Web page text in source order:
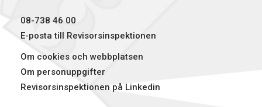
08-738 46 00
E-posta till Revisorsinspektionen
Om cookies och webbplatsen
Om personuppgifter
Revisorsinspektionen på Linkedin